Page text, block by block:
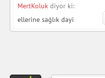
MertKoluk diyor ki:
ellerine saģlık dayi